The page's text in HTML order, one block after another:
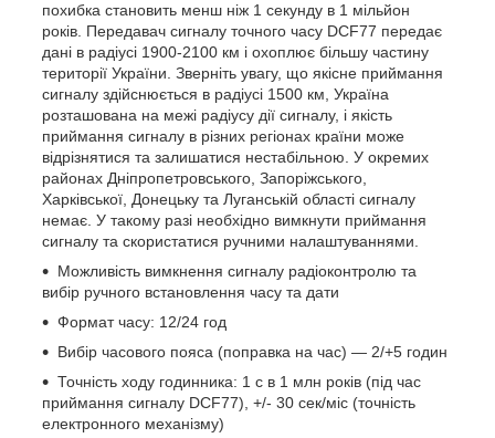
похибка становить менш ніж 1 секунду в 1 мільйон
років. Передавач сигналу точного часу DCF77 передає
дані в радіусі 1900-2100 км і охоплює більшу частину
території України. Зверніть увагу, що якісне приймання
сигналу здійснюється в радіусі 1500 км, Україна
розташована на межі радіусу дії сигналу, і якість
приймання сигналу в різних регіонах країни може
відрізнятися та залишатися нестабільною. У окремих
районах Дніпропетровського, Запоріжського,
Харківської, Донецьку та Луганській області сигналу
немає. У такому разі необхідно вимкнути приймання
сигналу та скористатися ручними налаштуваннями.
Можливість вимкнення сигналу радіоконтролю та
вибір ручного встановлення часу та дати
Формат часу: 12/24 год
Вибір часового пояса (поправка на час) — 2/+5 годин
Точність ходу годинника: 1 с в 1 млн років (під час
приймання сигналу DCF77), +/- 30 сек/міс (точність
електронного механізму)